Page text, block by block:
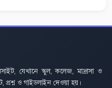
যেখানে স্কুল, কলেজ, মাদ্রাসা ও
প্রশ্ন ও গাইডলাইন দেওয়া হয়।